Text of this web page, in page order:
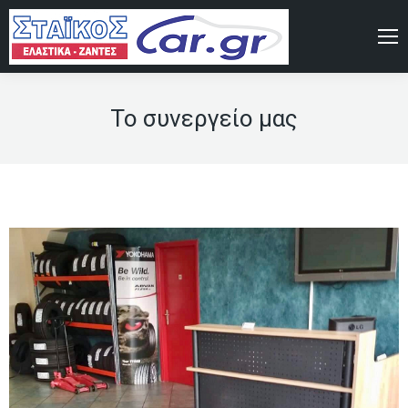
Το συνεργείο μας